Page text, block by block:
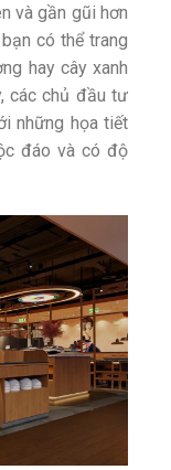
và gần gũi hơn
có thể trang
hay cây xanh
các chủ đầu tư
những họa tiết
đáo và có độ